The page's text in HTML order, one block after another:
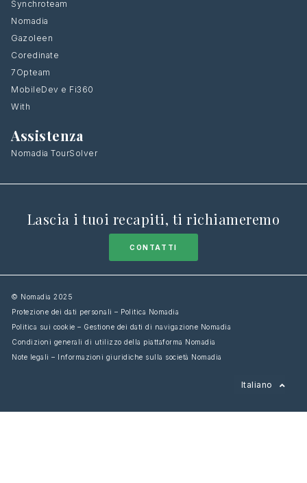
Synchroteam
Nomadia
Gazoleen
Coredinate
7Opteam
MobileDev e Fi360
With
Assistenza
Nomadia TourSolver
Lascia i tuoi recapiti, ti richiameremo
CONTATTI
© Nomadia 2025
Protezione dei dati personali – Politica Nomadia
Politica sui cookie – Gestione dei dati di navigazione Nomadia
Condizioni generali di utilizzo della piattaforma Nomadia
Note legali – Informazioni giuridiche sulla società Nomadia
Italiano
Français
Español